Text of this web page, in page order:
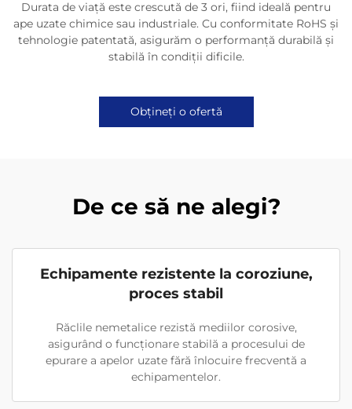
Durata de viață este crescută de 3 ori, fiind ideală pentru
ape uzate chimice sau industriale. Cu conformitate RoHS și
tehnologie patentată, asigurăm o performanță durabilă și
stabilă în condiții dificile.
Obțineți o ofertă
De ce să ne alegi?
Echipamente rezistente la coroziune,
proces stabil
Răclile nemetalice rezistă mediilor corosive,
asigurând o funcționare stabilă a procesului de
epurare a apelor uzate fără înlocuire frecventă a
echipamentelor.